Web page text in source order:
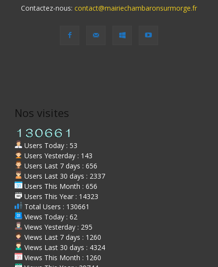
Contactez-nous: contact@mairiechambaronsurmorge.fr
Nos visites
Users Today : 53
Users Yesterday : 143
Users Last 7 days : 656
Users Last 30 days : 2337
Users This Month : 656
Users This Year : 14323
Total Users : 130661
Views Today : 62
Views Yesterday : 295
Views Last 7 days : 1260
Views Last 30 days : 4324
Views This Month : 1260